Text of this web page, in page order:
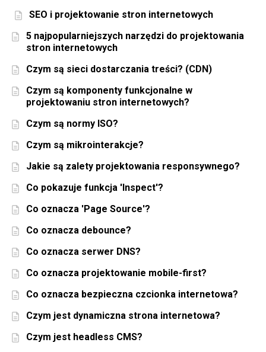
SEO i projektowanie stron internetowych
5 najpopularniejszych narzędzi do projektowania
stron internetowych
Czym są sieci dostarczania treści? (CDN)
Czym są komponenty funkcjonalne w
projektowaniu stron internetowych?
Czym są normy ISO?
Czym są mikrointerakcje?
Jakie są zalety projektowania responsywnego?
Co pokazuje funkcja 'Inspect'?
Co oznacza 'Page Source'?
Co oznacza debounce?
Co oznacza serwer DNS?
Co oznacza projektowanie mobile-first?
Co oznacza bezpieczna czcionka internetowa?
Czym jest dynamiczna strona internetowa?
Czym jest headless CMS?